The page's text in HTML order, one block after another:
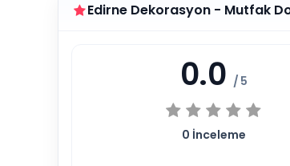
Edirne Dekorasyon - Mutfak
0.0 / 5
0 İnceleme